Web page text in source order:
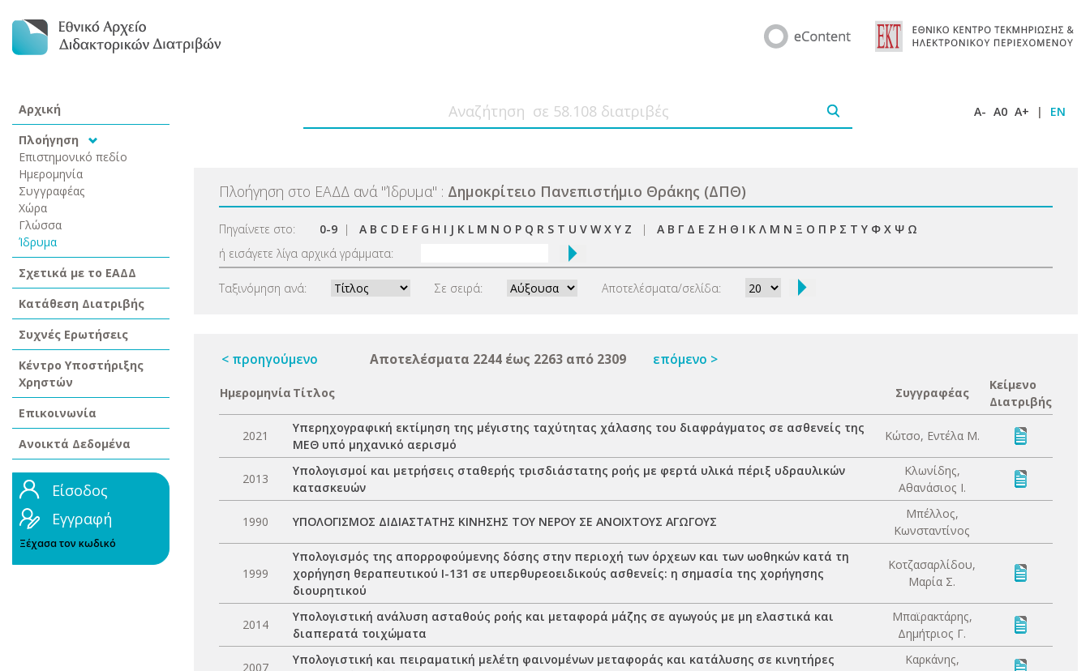
Αρχική
Πλοήγηση
Επιστημονικό πεδίο
Ημερομηνία
Συγγραφέας
Χώρα
Γλώσσα
Ίδρυμα
Σχετικά με το ΕΑΔΔ
Κατάθεση Διατριβής
Συχνές Ερωτήσεις
Κέντρο Υποστήριξης
Χρηστών
Επικοινωνία
Ανοικτά Δεδομένα
Είσοδος
Εγγραφή
Ξέχασα τον κωδικό
A- A0 A+ | EN
Πλοήγηση στο ΕΑΔΔ ανά "Ίδρυμα" : Δημοκρίτειο Πανεπιστήμιο Θράκης (ΔΠΘ)
Πηγαίνετε στο: 0-9 | A B C D E F G H I J K L M N O P Q R S T U V W X Y Z | Α Β Γ Δ Ε Ζ Η Θ Ι Κ Λ Μ Ν Ξ Ο Π Ρ Σ Τ Υ Φ Χ Ψ Ω
ή εισάγετε λίγα αρχικά γράμματα:
Ταξινόμηση ανά: Σε σειρά: Αποτελέσματα/σελίδα:
< προηγούμενο Αποτελέσματα 2244 έως 2263 από 2309 επόμενο >
Ημερομηνία Τίτλος Συγγραφέας
Κείμενο
Διατριβής
2021
Υπερηχογραφική εκτίμηση της μέγιστης ταχύτητας χάλασης του διαφράγματος σε ασθενείς της
ΜΕΘ υπό μηχανικό αερισμό
Κώτσο, Εντέλα Μ.
2013
Υπολογισμοί και μετρήσεις σταθερής τρισδιάστατης ροής με φερτά υλικά πέριξ υδραυλικών
κατασκευών
Κλωνίδης,
Αθανάσιος Ι.
1990 ΥΠΟΛΟΓΙΣΜΟΣ ΔΙΔΙΑΣΤΑΤΗΣ ΚΙΝΗΣΗΣ ΤΟΥ ΝΕΡΟΥ ΣΕ ΑΝΟΙΧΤΟΥΣ ΑΓΩΓΟΥΣ
Μπέλλος,
Κωνσταντίνος
1999
Υπολογισμός της απορροφούμενης δόσης στην περιοχή των όρχεων και των ωοθηκών κατά τη
χορήγηση θεραπευτικού Ι-131 σε υπερθυρεοειδικούς ασθενείς: η σημασία της χορήγησης
διουρητικού
Κοτζασαρλίδου,
Μαρία Σ.
2014
Υπολογιστική ανάλυση ασταθούς ροής και μεταφορά μάζης σε αγωγούς με μη ελαστικά και
διαπερατά τοιχώματα
Μπαϊρακτάρης,
Δημήτριος Γ.
2007
Υπολογιστική και πειραματική μελέτη φαινομένων μεταφοράς και κατάλυσης σε κινητήρες
Καρκάνης,